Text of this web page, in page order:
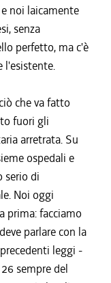
noi laicamente
senza
perfetto, ma c'è
l'esistente.
che va fatto
fuori gli
arretrata. Su
ospedali e
serio di
Noi oggi
prima: facciamo
parlare con la
leggi -
sempre del